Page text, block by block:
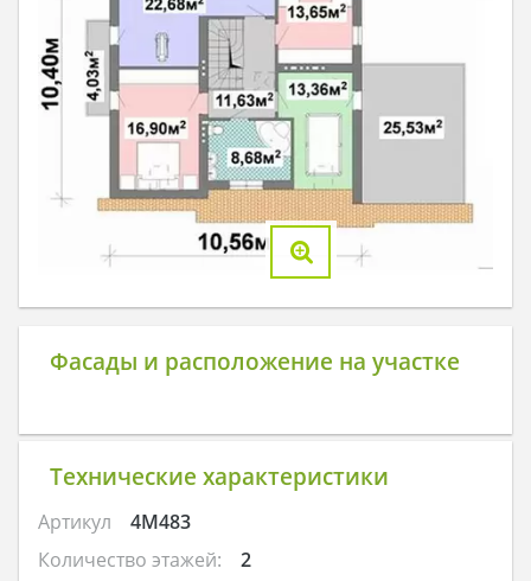
Фасады и расположение на участке
Технические характеристики
Артикул
4M483
Количество этажей:
2